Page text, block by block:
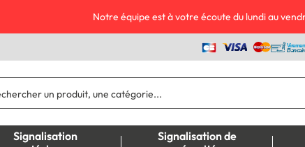
Notre équipe est à votre écoute du lundi au
Signalisation
Signalisation de